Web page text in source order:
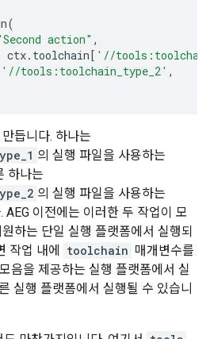
(
action" ,
ctx. toolchain[ '//
'//tools:toolchain_type_2' ,
듭니다. 하나는
의 실행 파일을 사용하는
하나는
의 실행 파일을 사용하는
AEG 이전에는 이러한 두 작업이 모
하는 단일 실행 플랫폼에서 실행되
작업 내에
toolchain 매개변수를
음을 제공하는 실행 플랫폼에서 실
실행 플랫폼에서 실행될 수 있습니